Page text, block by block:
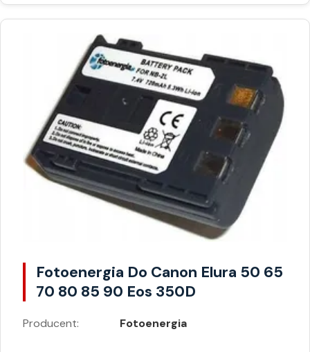
Fotoenergia Do Canon Elura 50 65
70 80 85 90 Eos 350D
Producent: Fotoenergia